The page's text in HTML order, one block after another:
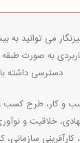
می توانید به
به صورت
دسترسی داشته
و کار، طرح کسب و
خلاقیت و
کارآفرینی سازمانی،